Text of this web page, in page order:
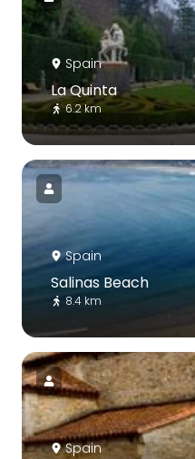
Spain
La Quinta
6.2 km
Spain
Salinas Beach
8.4 km
Spain